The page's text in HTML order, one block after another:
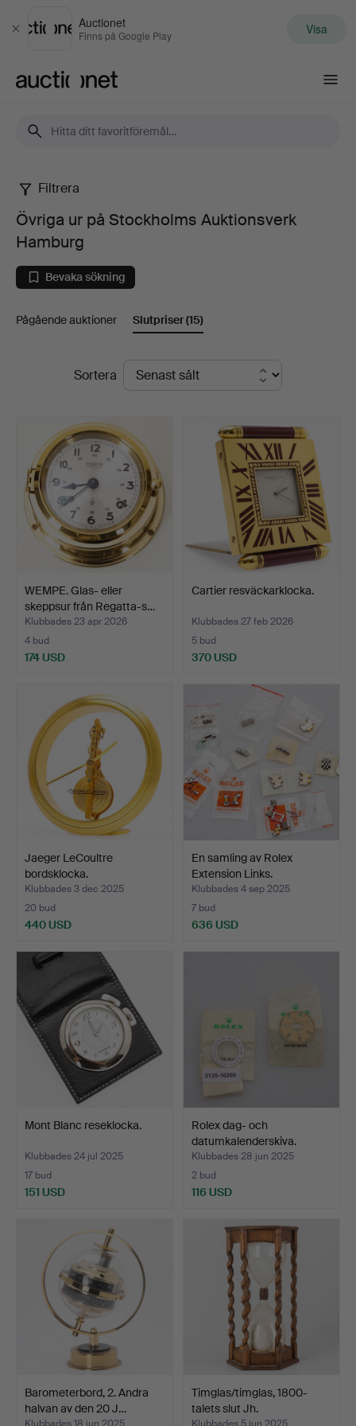
Stäng
Auctionet
Finns på Google Play Visa
Övriga
ur
på
Stockholms
Hamburg
Filtrera
Övriga ur på Stockholms Auktionsverk
Hamburg
Bevaka sökning
Pågående auktioner Slutpriser(15)
SlutpriserSortera
WEMPE. Glas- eller
skeppsur från Regatta-s…
Klubbades 23 apr 2026
4 bud
174 USD
Cartier resväckarklocka.
Klubbades 27 feb 2026
5 bud
370 USD
Jaeger LeCoultre
bordsklocka.
Klubbades 3 dec 2025
20 bud
440 USD
En samling av Rolex
Extension Links.
Klubbades 4 sep 2025
7 bud
636 USD
Mont Blanc reseklocka.
Klubbades 24 jul 2025
17 bud
151 USD
Rolex dag- och
datumkalenderskiva.
Klubbades 28 jun 2025
2 bud
116 USD
Barometerbord, 2. Andra
halvan av den 20 J…
Klubbades 18 jun 2025
Timglas/timglas, 1800-
talets slut Jh.
Klubbades 5 jun 2025